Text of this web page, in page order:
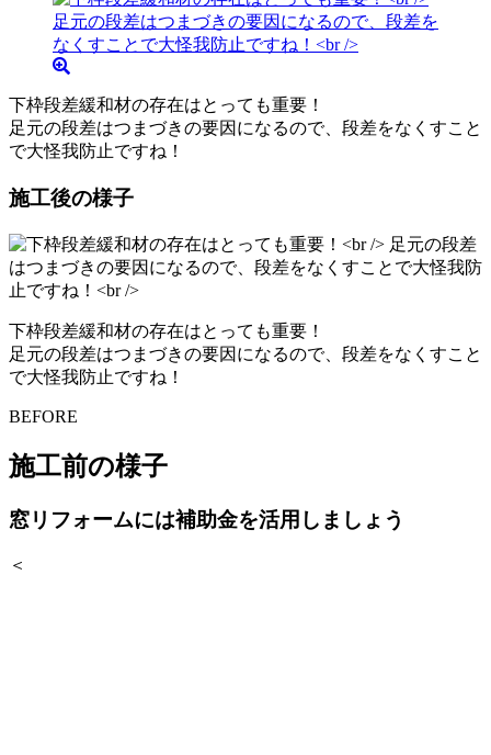
下枠段差緩和材の存在はとっても重要！
足元の段差はつまづきの要因になるので、段差をなくすこと
で大怪我防止ですね！
施工後の様子
下枠段差緩和材の存在はとっても重要！
足元の段差はつまづきの要因になるので、段差をなくすこと
で大怪我防止ですね！
BEFORE
施工前の様子
窓リフォームには補助金を活用しましょう
＜